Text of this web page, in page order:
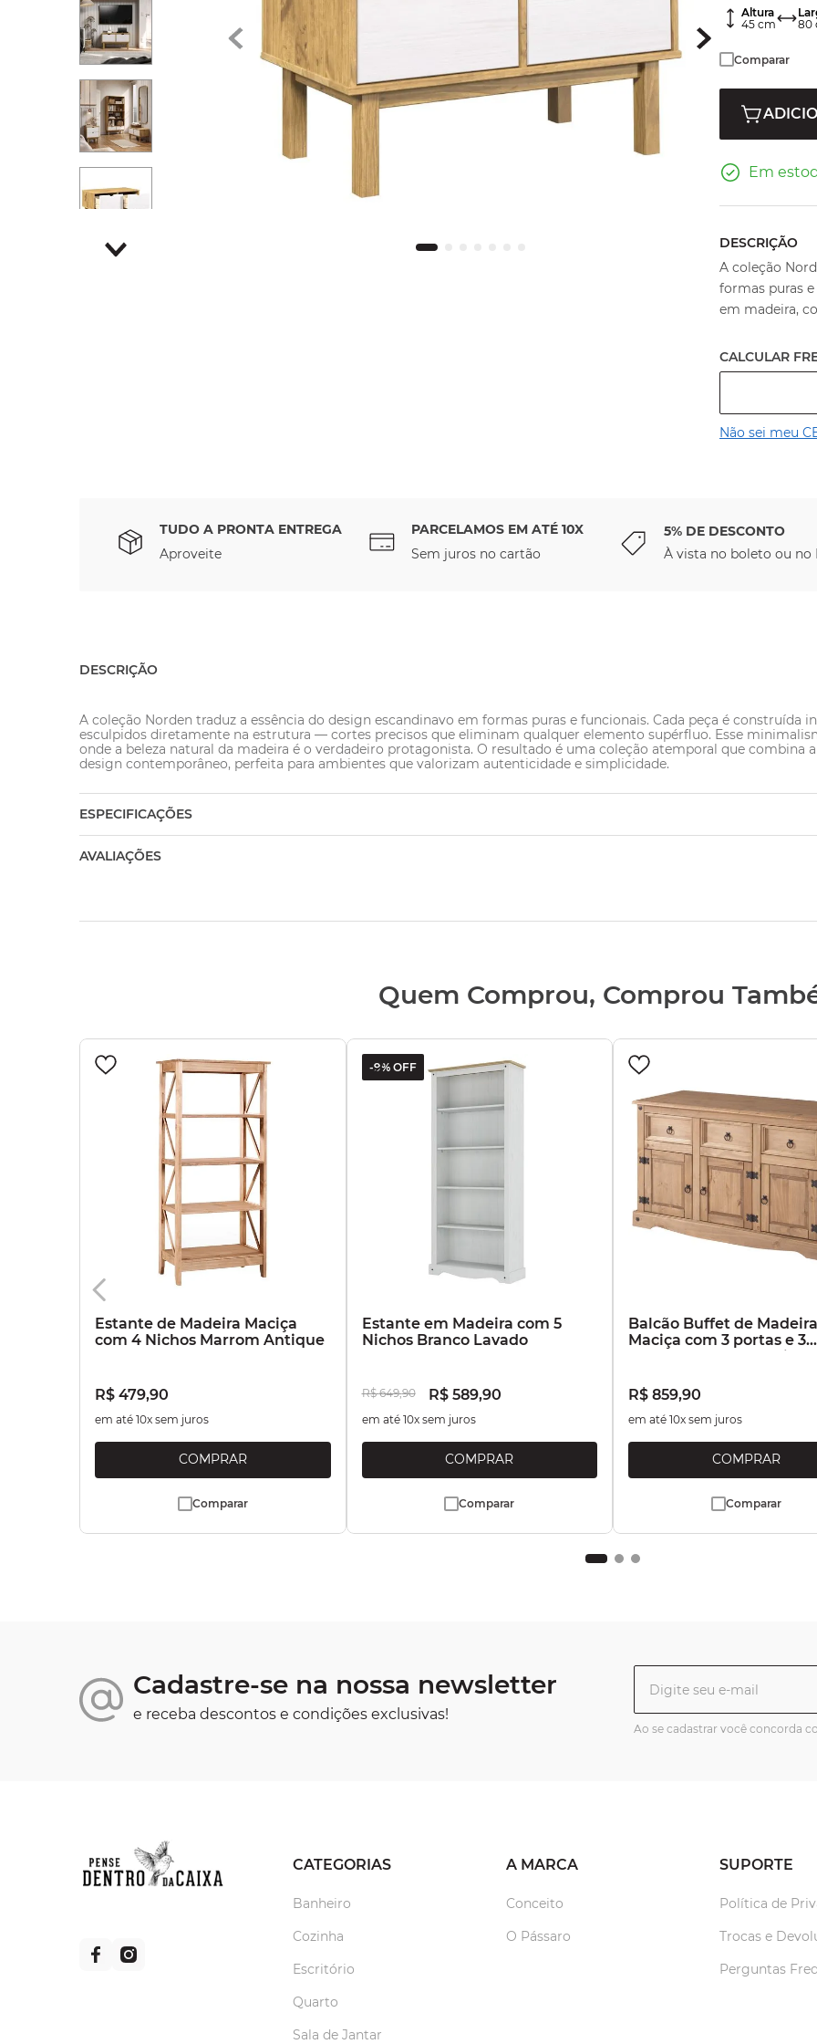
Altura
45 cm
80
Comparar
Em
DESCRIÇÃO
A coleção
formas puras
em madeira,
Não sei meu
TUDO A PRONTA ENTREGA
Aproveite
PARCELAMOS EM ATÉ 10X
Sem juros no cartão
5% DE DESCONTO
À vista no boleto ou no
DESCRIÇÃO
A coleção Norden traduz a essência do design escandinavo em formas puras e funcionais. Cada peça é
esculpidos diretamente na estrutura — cortes precisos que eliminam qualquer elemento supérfluo. Esse
onde a beleza natural da madeira é o verdadeiro protagonista. O resultado é uma coleção atemporal que
design contemporâneo, perfeita para ambientes que valorizam autenticidade e simplicidade.
ESPECIFICAÇÕES
AVALIAÇÕES
Quem Comprou, Comprou
Estante de Madeira Maciça
com 4 Nichos Marrom Antique
R$ 479,90
em até 10x sem juros
Comparar
-9%OFF
Estante em Madeira com 5
Nichos Branco Lavado
R$ 649,90 R$ 589,90
em até 10x sem juros
Comparar
Balcão Buffet de Madeira
Maciça com 3 portas e 3
Gavetas Marrom Antique
R$ 859,90
em até 10x sem juros
Comparar
Cadastre-se na nossa newsletter
e receba descontos e condições exclusivas!
Ao se cadastrar você concorda
CATEGORIAS
Banheiro
Cozinha
Escritório
Quarto
Sala de Jantar
A MARCA
Conceito
O Pássaro
SUPORTE
Política de
Trocas e
Perguntas